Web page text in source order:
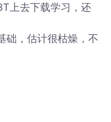
上去下载学习，还
，估计很枯燥，不